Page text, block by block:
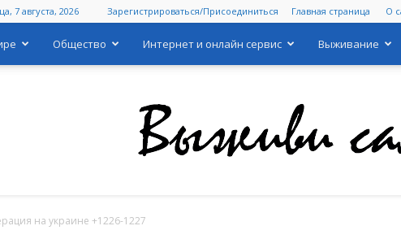
7 августа, 2026 Зарегистрироваться/Присоединиться Главная страница О
Общество Интернет и онлайн сервис Выживание
на украине +1226-1227